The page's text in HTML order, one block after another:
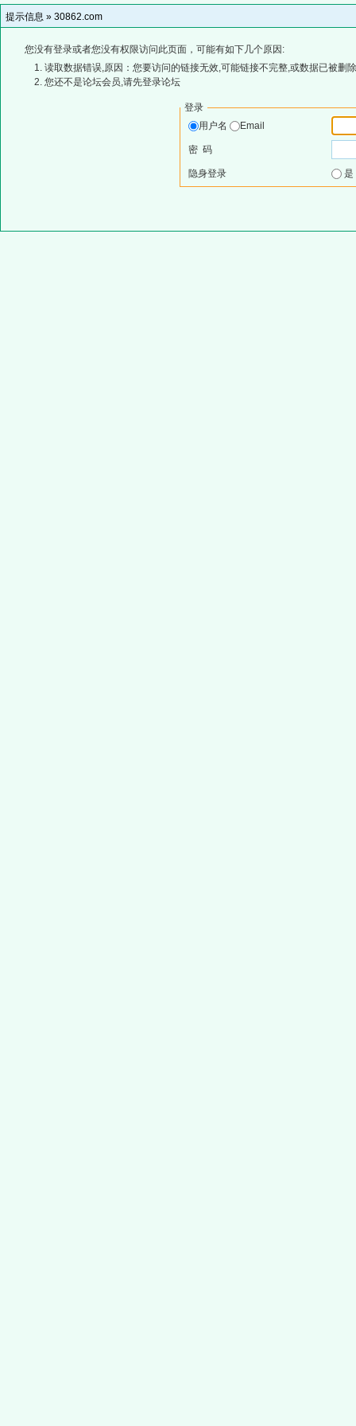
提示信息 » 30862.com
您没有登录或者您没有权限访问此页面，可能有如下几个原因:
读取数据错误,原因：您要访问的链接无效,可能链接不完整,或数据已被删
您还不是论坛会员,请先登录论坛
登录
用户名
Email
密 码
隐身登录